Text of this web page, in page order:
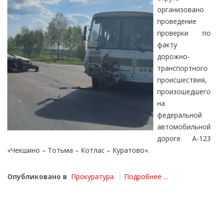
организовано
проведение
проверки по
факту
дорожно-
транспортного
происшествия,
произошедшего
на
федеральной
автомобильной
дороге А-123
«Чекшино – Тотьма – Котлас – Куратово».
Опубликовано в Прокуратура Подробнее ...